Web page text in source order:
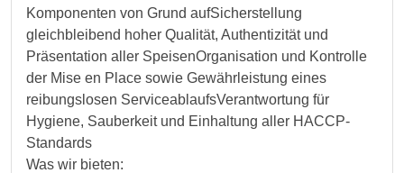
Komponenten von Grund aufSicherstellung
gleichbleibend hoher Qualität, Authentizität und
Präsentation aller SpeisenOrganisation und Kontrolle
der Mise en Place sowie Gewährleistung eines
reibungslosen ServiceablaufsVerantwortung für
Hygiene, Sauberkeit und Einhaltung aller HACCP-
Standards
Was wir bieten: